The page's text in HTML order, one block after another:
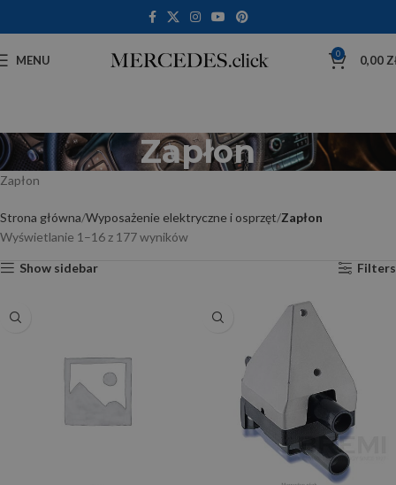
MENU 0 0,00
Zapłon
Zapłon
Strona główna Wyposażenie elektryczne i osprzęt Zapłon
Wyświetlanie 1–16 z 177 wyników
Show sidebar Filters